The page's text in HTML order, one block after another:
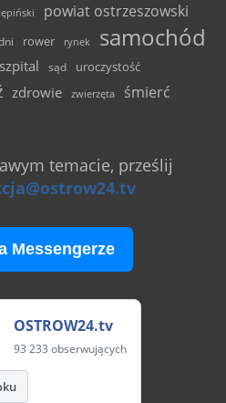
powiat ostrzeszowski
rower rynek samochód
szpital sąd uroczystość
zdrowie zwierzęta śmierć
temacie, prześlij
Messengerze
OSTROW24.tv
93 233 obserwujących